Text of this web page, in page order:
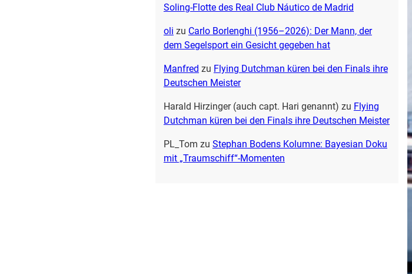
Soling-Flotte des Real Club Náutico de Madrid
oli zu Carlo Borlenghi (1956–2026): Der Mann, der
dem Segelsport ein Gesicht gegeben hat
Manfred zu Flying Dutchman küren bei den Finals ihre
Deutschen Meister
Harald Hirzinger (auch capt. Hari genannt) zu Flying
Dutchman küren bei den Finals ihre Deutschen Meister
PL_Tom zu Stephan Bodens Kolumne: Bayesian Doku
mit „Traumschiff“-Momenten